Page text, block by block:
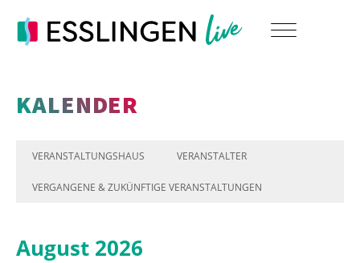
KALENDER
VERANSTALTUNGSHAUS VERANSTALTER
VERGANGENE & ZUKÜNFTIGE VERANSTALTUNGEN
August 2026